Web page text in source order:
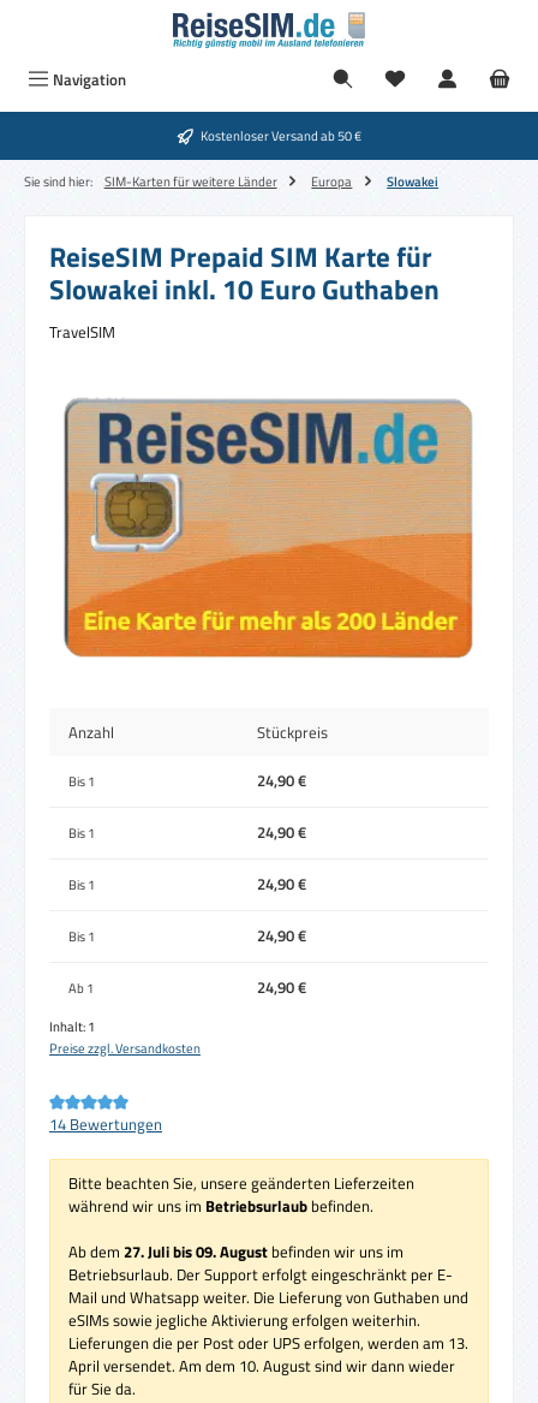
Zum Hauptinhalt springen
Navigation
Kostenloser Versand ab 50 €
Sie sind hier: SIM-Karten für weitere Länder Europa Slowakei
ReiseSIM Prepaid SIM Karte für
Slowakei inkl. 10 Euro Guthaben
TravelSIM
Bildergalerie überspringen
Anzahl Stückpreis
Bis1 24,90 €
Bis1 24,90 €
Bis1 24,90 €
Bis1 24,90 €
Ab1 24,90 €
Inhalt:1
Preise zzgl. Versandkosten
Durchschnittliche Bewertung von 5 von 5 Sternen
14 Bewertungen
Bitte beachten Sie, unsere geänderten Lieferzeiten
während wir uns im Betriebsurlaub befinden.
Ab dem 27. Juli bis 09. August befinden wir uns im
Betriebsurlaub. Der Support erfolgt eingeschränkt per E-
Mail und Whatsapp weiter. Die Lieferung von Guthaben und
eSIMs sowie jegliche Aktivierung erfolgen weiterhin.
Lieferungen die per Post oder UPS erfolgen, werden am 13.
April versendet. Am dem 10. August sind wir dann wieder
für Sie da.